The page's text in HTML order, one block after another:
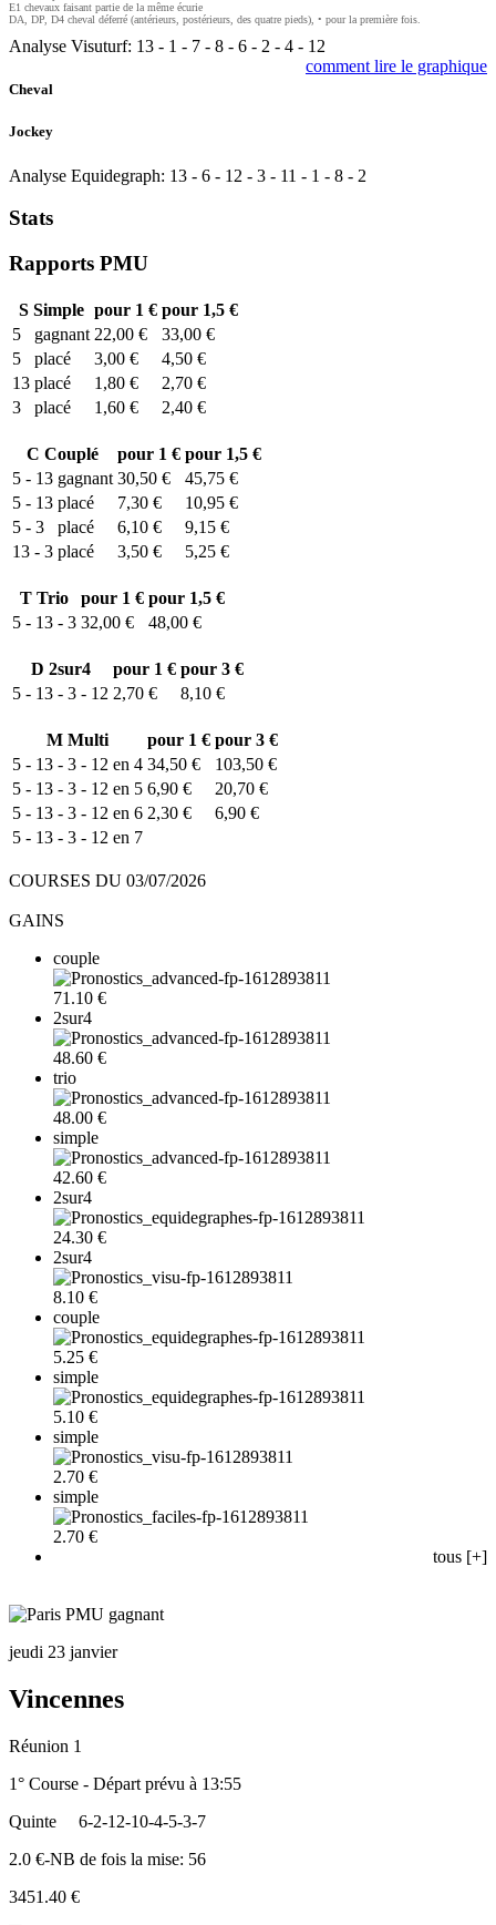
E1 chevaux faisant partie de la même écurie
DA, DP, D4 cheval déferré (antérieurs, postérieurs, des quatre pieds), • pour la première fois.
Analyse Visuturf: 13 - 1 - 7 - 8 - 6 - 2 - 4 - 12
comment lire le graphique
Cheval
Jockey
Analyse Equidegraph: 13 - 6 - 12 - 3 - 11 - 1 - 8 - 2
Stats
Rapports PMU
SSimple pour 1 € pour 1,5 €
5
gagnant 22,00 €
33,00 €
5
placé 3,00 €
4,50 €
13 placé 1,80 €
2,70 €
3
placé 1,60 € 2,40 €
C Couplé pour 1 € pour 1,5 €
5 - 13 gagnant 30,50 €
45,75 €
5 - 13 placé 7,30 €
10,95 €
5 - 3
placé 6,10 €
9,15 €
13 - 3 placé 3,50 € 5,25 €
T Trio pour 1 € pour 1,5 €
5 - 13 - 3 32,00 € 48,00 €
D 2sur4 pour 1 € pour 3 €
5 - 13 - 3 - 12 2,70 € 8,10 €
M Multi pour 1 € pour 3 €
5 - 13 - 3 - 12 en 4 34,50 €
103,50 €
5 - 13 - 3 - 12 en 5 6,90 €
20,70 €
5 - 13 - 3 - 12 en 6 2,30 €
6,90 €
5 - 13 - 3 - 12 en 7
COURSES DU 03/07/2026
GAINS
couple
71.10 €
2sur4
48.60 €
trio
48.00 €
simple
42.60 €
2sur4
24.30 €
2sur4
8.10 €
couple
5.25 €
simple
5.10 €
simple
2.70 €
simple
2.70 €
tous [+]
jeudi 23 janvier
Vincennes
Réunion 1
1° Course - Départ prévu à 13:55
Quinte
6-2-12-10-4-5-3-7
2.0 €-NB de fois la mise: 56
3451.40 €